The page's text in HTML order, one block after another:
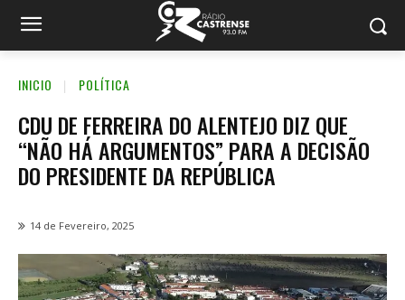
INICIO POLÍTICA
CDU DE FERREIRA DO ALENTEJO DIZ QUE
“NÃO HÁ ARGUMENTOS” PARA A DECISÃO
DO PRESIDENTE DA REPÚBLICA
14 de Fevereiro, 2025